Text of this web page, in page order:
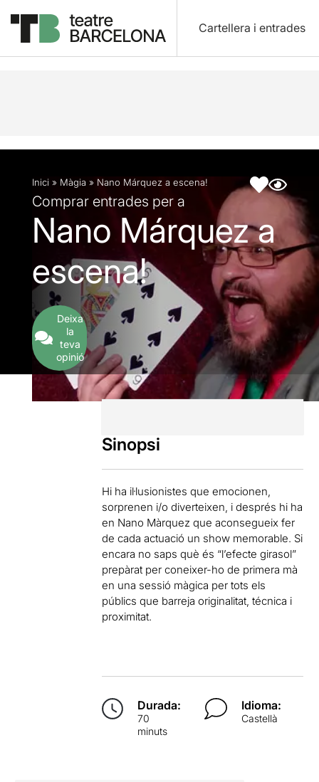
Cartellera i entrades
Descripció Fitxa artística Fotos i vídeos
Inici » Màgia » Nano Márquez a escena!
Comprar entrades per a
Nano Márquez a
escena!
Deixa
la
teva
opinió
Sinopsi
Hi ha il·lusionistes que emocionen,
sorprenen i/o diverteixen, i després hi ha
en Nano Màrquez que aconsegueix fer
de cada actuació un show memorable. Si
encara no saps què és “l’efecte girasol”
prepàrat per coneixer-ho de primera mà
en una sessió màgica per tots els
públics que barreja originalitat, técnica i
proximitat.
Durada:
70
minuts
Idioma:
Castellà